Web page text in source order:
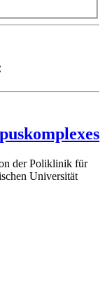
der Poliklinik für
Universität